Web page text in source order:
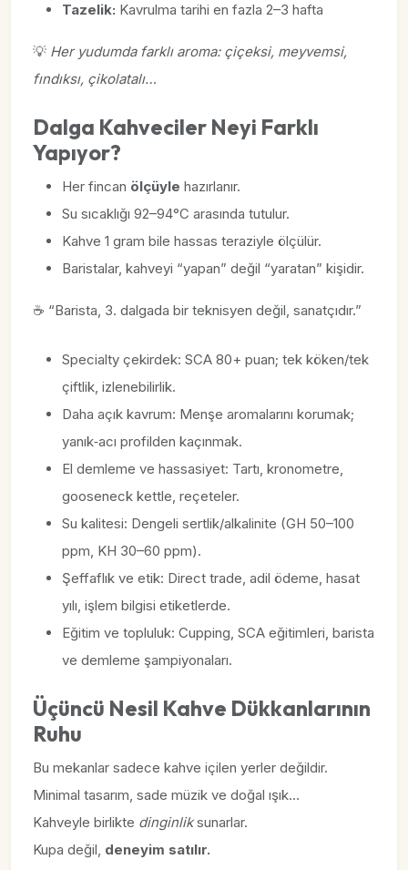
Tazelik: Kavrulma tarihi en fazla 2–3 hafta
💡 Her yudumda farklı aroma: çiçeksi, meyvemsi,
fındıksı, çikolatalı…
Dalga Kahveciler Neyi Farklı
Yapıyor?
Her fincan ölçüyle hazırlanır.
Su sıcaklığı 92–94°C arasında tutulur.
Kahve 1 gram bile hassas teraziyle ölçülür.
Baristalar, kahveyi “yapan” değil “yaratan” kişidir.
☕ “Barista, 3. dalgada bir teknisyen değil, sanatçıdır.”
Specialty çekirdek: SCA 80+ puan; tek köken/tek
çiftlik, izlenebilirlik.
Daha açık kavrum: Menşe aromalarını korumak;
yanık‑acı profilden kaçınmak.
El demleme ve hassasiyet: Tartı, kronometre,
gooseneck kettle, reçeteler.
Su kalitesi: Dengeli sertlik/alkalinite (GH 50–100
ppm, KH 30–60 ppm).
Şeffaflık ve etik: Direct trade, adil ödeme, hasat
yılı, işlem bilgisi etiketlerde.
Eğitim ve topluluk: Cupping, SCA eğitimleri, barista
ve demleme şampiyonaları.
Üçüncü Nesil Kahve Dükkanlarının
Ruhu
Bu mekanlar sadece kahve içilen yerler değildir.
Minimal tasarım, sade müzik ve doğal ışık…
Kahveyle birlikte dinginliksunarlar.
Kupa değil, deneyim satılır.